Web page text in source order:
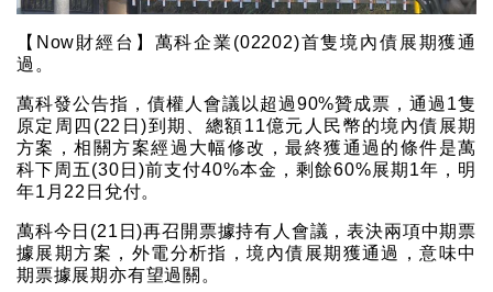
【Now財經台】萬科企業(02202)首隻境內債展期獲通
過。
萬科發公告指，債權人會議以超過90%贊成票，通過1隻
原定周四(22日)到期、總額11億元人民幣的境內債展期
方案，相關方案經過大幅修改，最終獲通過的條件是萬
科下周五(30日)前支付40%本金，剩餘60%展期1年，明
年1月22日兌付。
萬科今日(21日)再召開票據持有人會議，表決兩項中期票
據展期方案，外電分析指，境內債展期獲通過，意味中
期票據展期亦有望過關。